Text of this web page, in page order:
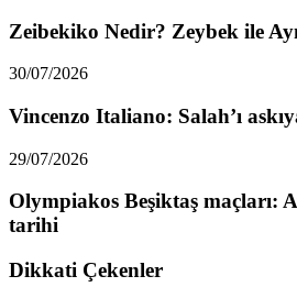
Zeibekiko Nedir? Zeybek ile
30/07/2026
Vincenzo Italiano: Salah’ı
29/07/2026
Olympiakos Beşiktaş maçları:
tarihi
Dikkati Çekenler